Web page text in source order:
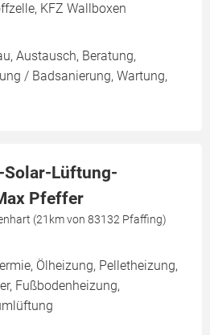
KFZ Wallboxen
Austausch, Beratung,
/ Badsanierung, Wartung,
Lüftung-
Pfeffer
(21km von 83132 Pfaffing)
Ölheizung, Pelletheizung,
Fußbodenheizung,